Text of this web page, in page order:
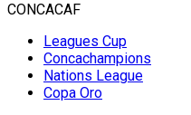
CONCACAF
Leagues Cup
Concachampions
Nations League
Copa Oro